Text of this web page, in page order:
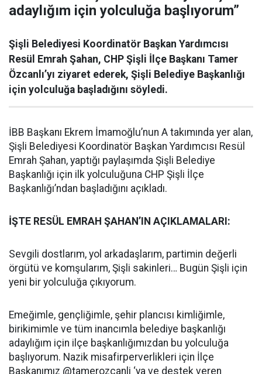
adaylığım için yolculuğa başlıyorum”
Şişli Belediyesi Koordinatör Başkan Yardımcısı
Resül Emrah Şahan, CHP Şişli İlçe Başkanı Tamer
Özcanlı’yı ziyaret ederek, Şişli Belediye Başkanlığı
için yolculuğa başladığını söyledi.
İBB Başkanı Ekrem İmamoğlu’nun A takımında yer alan,
Şişli Belediyesi Koordinatör Başkan Yardımcısı Resül
Emrah Şahan, yaptığı paylaşımda Şişli Belediye
Başkanlığı için ilk yolculuğuna CHP Şişli İlçe
Başkanlığı’ndan başladığını açıkladı.
İŞTE RESÜL EMRAH ŞAHAN’IN AÇIKLAMALARI:
Sevgili dostlarım, yol arkadaşlarım, partimin değerli
örgütü ve komşularım, Şişli sakinleri… Bugün Şişli için
yeni bir yolculuğa çıkıyorum.
Emeğimle, gençliğimle, şehir plancısı kimliğimle,
birikimimle ve tüm inancımla belediye başkanlığı
adaylığım için ilçe başkanlığımızdan bu yolculuğa
başlıyorum. Nazik misafirperverlikleri için İlçe
Başkanımız @tamerozcanli ‘ya ve destek veren